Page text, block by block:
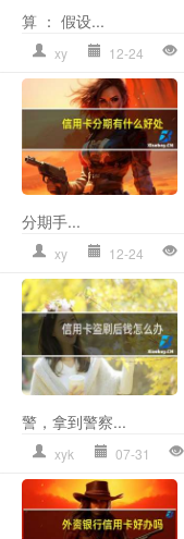
算 ： 假设...
xy 12-24
分期手...
xy 12-24
警，拿到警察...
xyk 07-31